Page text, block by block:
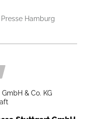
Hamburg
& Co. KG